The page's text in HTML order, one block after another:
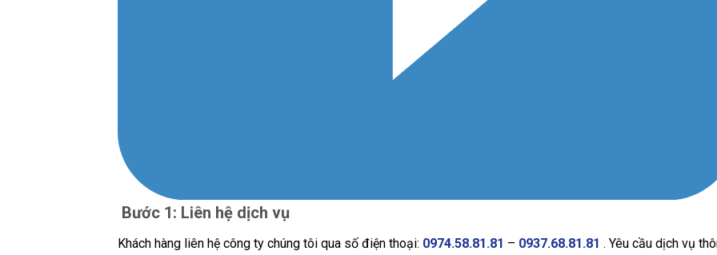
Bước 1: Liên hệ dịch vụ
Khách hàng liên hệ công ty chúng tôi qua số điện thoại: 0974.58.81.81 – 0937.68.81.81 . Yêu cầu dịch vụ